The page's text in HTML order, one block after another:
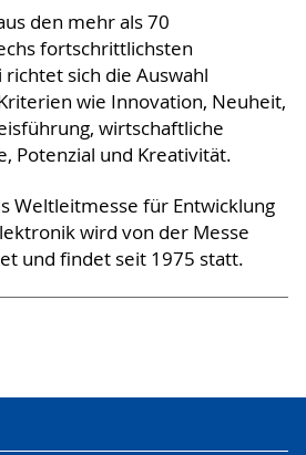
den mehr als 70
fortschrittlichsten
sich die Auswahl
wie Innovation, Neuheit,
wirtschaftliche
Potenzial und Kreativität.
Weltleitmesse für Entwicklung
wird von der Messe
und findet seit 1975 statt.